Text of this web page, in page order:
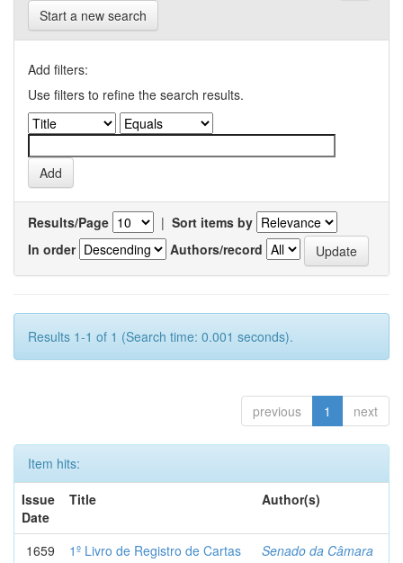
Start a new search
Add filters:
Use filters to refine the search results.
Results/Page | Sort items by
In order
Authors/record
Results 1-1 of 1 (Search time: 0.001 seconds).
previous 1 next
Item hits:
Issue
Date
Title Author(s)
1659
1º Livro de Registro de Cartas
Senado da Câmara